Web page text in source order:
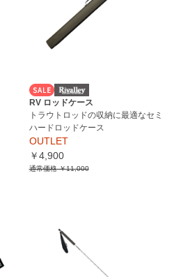
RV ロッドケース
トラウトロッドの収納に最適なセミ
ハードロッドケース
OUTLET
￥4,900
通常価格￥11,000